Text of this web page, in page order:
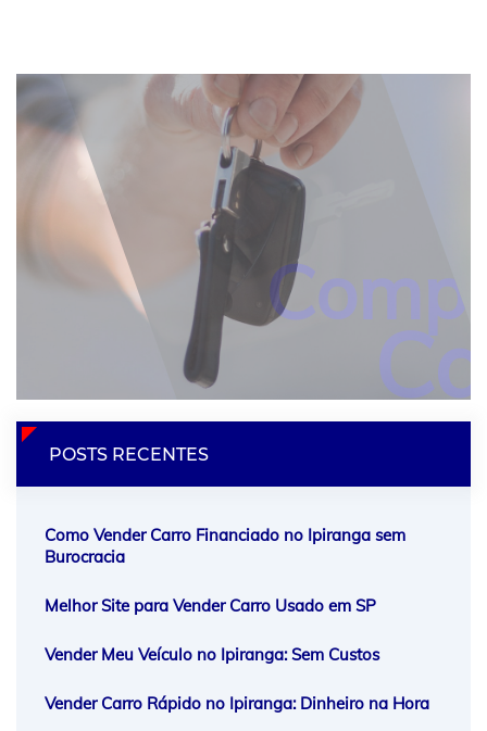
Seu
POSTS RECENTES
Como Vender Carro Financiado no Ipiranga sem
Burocracia
Melhor Site para Vender Carro Usado em SP
Vender Meu Veículo no Ipiranga: Sem Custos
Vender Carro Rápido no Ipiranga: Dinheiro na Hora